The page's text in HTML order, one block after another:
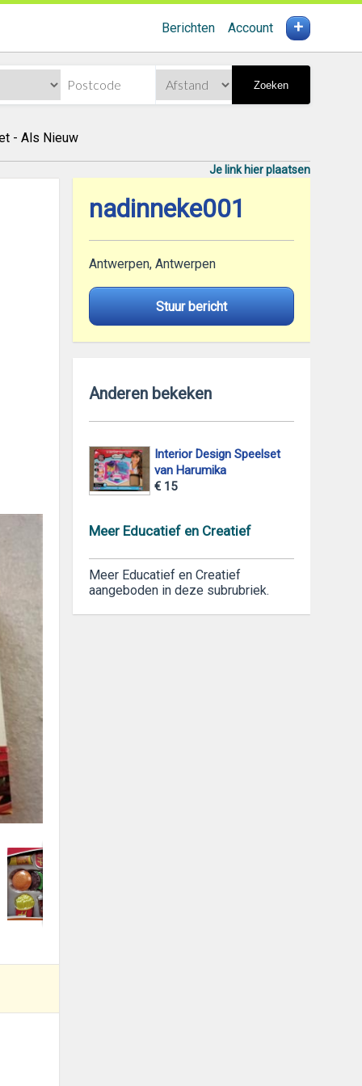
Berichten Account +
Zoeken
- Als Nieuw
Je link hier plaatsen
nadinneke001
Antwerpen, Antwerpen
Stuur bericht
Anderen bekeken
Interior Design Speelset
van Harumika
€ 15
Meer Educatief en Creatief
Meer Educatief en Creatief
aangeboden in deze subrubriek.